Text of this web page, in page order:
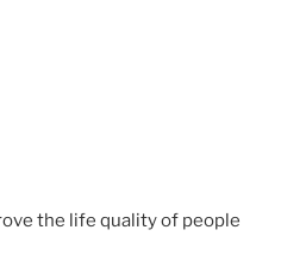
the life quality of people